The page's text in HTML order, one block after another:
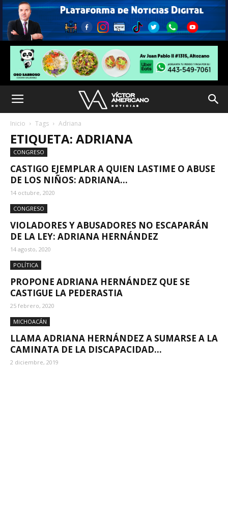
Inicio Tags Adriana
ETIQUETA: ADRIANA
CONGRESO
CASTIGO EJEMPLAR A QUIEN LASTIME O ABUSE
DE LOS NIÑOS: ADRIANA...
14 octubre, 2020
CONGRESO
VIOLADORES Y ABUSADORES NO ESCAPARÁN
DE LA LEY: ADRIANA HERNÁNDEZ
14 agosto, 2020
POLÍTICA
PROPONE ADRIANA HERNÁNDEZ QUE SE
CASTIGUE LA PEDERASTIA
25 febrero, 2020
MICHOACÁN
LLAMA ADRIANA HERNÁNDEZ A SUMARSE A LA
CAMINATA DE LA DISCAPACIDAD...
2 diciembre, 2019